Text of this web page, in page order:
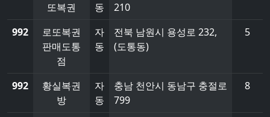
또복권
동
210
992
로또복권
판매도통
점
자
동
전북 남원시 용성로 232,
(도통동)
5
992
황실복권
방
자
동
충남 천안시 동남구 충절로
799
8